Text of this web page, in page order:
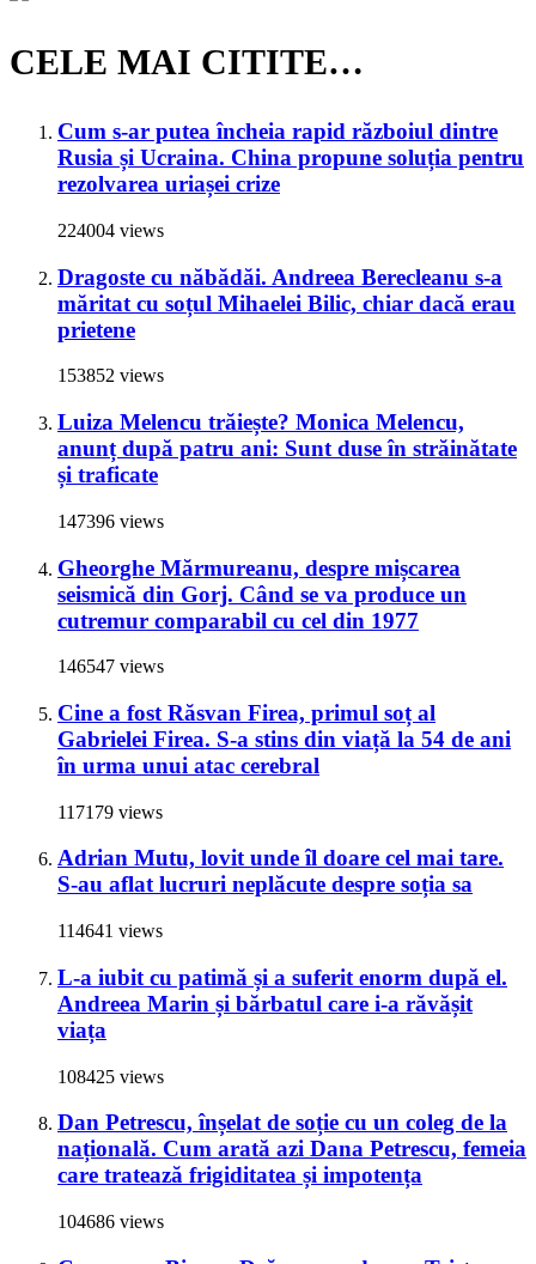
CELE MAI CITITE…
Cum s-ar putea încheia rapid războiul dintre
Rusia și Ucraina. China propune soluția pentru
rezolvarea uriașei crize
224004 views
Dragoste cu năbădăi. Andreea Berecleanu s-a
măritat cu soțul Mihaelei Bilic, chiar dacă erau
prietene
153852 views
Luiza Melencu trăiește? Monica Melencu,
anunț după patru ani: Sunt duse în străinătate
și traficate
147396 views
Gheorghe Mărmureanu, despre mișcarea
seismică din Gorj. Când se va produce un
cutremur comparabil cu cel din 1977
146547 views
Cine a fost Răsvan Firea, primul soț al
Gabrielei Firea. S-a stins din viață la 54 de ani
în urma unui atac cerebral
117179 views
Adrian Mutu, lovit unde îl doare cel mai tare.
S-au aflat lucruri neplăcute despre soția sa
114641 views
L-a iubit cu patimă și a suferit enorm după el.
Andreea Marin și bărbatul care i-a răvășit
viața
108425 views
Dan Petrescu, înșelat de soție cu un coleg de la
națională. Cum arată azi Dana Petrescu, femeia
care tratează frigiditatea și impotența
104686 views